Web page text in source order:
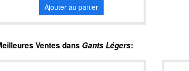
Ajouter au panier
Ventes dans Gants Légers: